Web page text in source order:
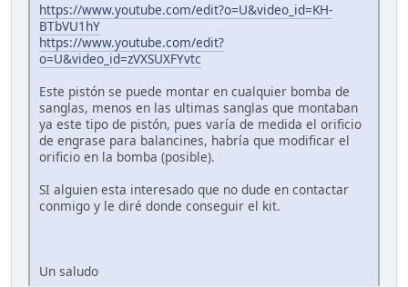
https://www.youtube.com/edit?o=U&video_id=KH-
BTbVU1hY
https://www.youtube.com/edit?
o=U&video_id=zVXSUXFYvtc
Este pistón se puede montar en cualquier bomba de
sanglas, menos en las ultimas sanglas que montaban
ya este tipo de pistón, pues varía de medida el orificio
de engrase para balancines, habría que modificar el
orificio en la bomba (posible).
SI alguien esta interesado que no dude en contactar
conmigo y le diré donde conseguir el kit.
Un saludo